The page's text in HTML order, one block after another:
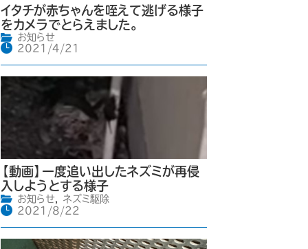
イタチが赤ちゃんを咥えて逃げる様子
をカメラでとらえました。
お知らせ
2021/4/21
【動画】一度追い出したネズミが再侵
入しようとする様子
お知らせ,
ネズミ駆除
2021/8/22